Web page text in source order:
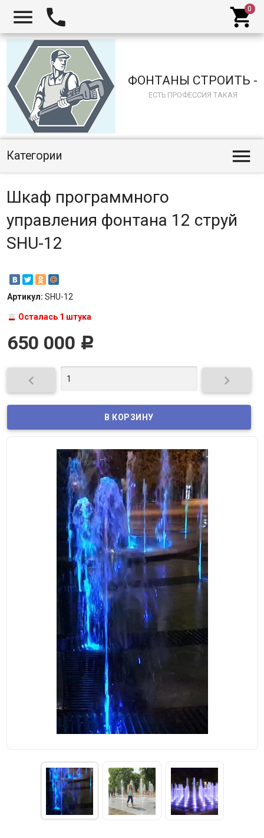
  
ФОНТАНЫ СТРОИТЬ -
ЕСТЬ ПРОФЕССИЯ ТАКАЯ
Категории 
Шкаф программного
управления фонтана 12 струй
SHU-12
Артикул: SHU-12
Осталась 1 штука
650 000 Р
 